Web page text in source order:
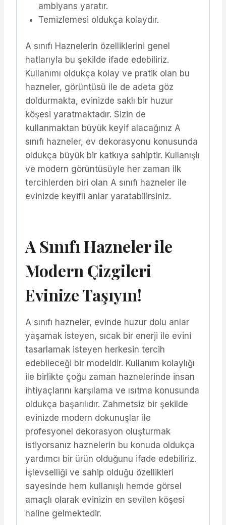
ambiyans yaratır.
Temizlemesi oldukça kolaydır.
A sınıfı Haznelerin özelliklerini genel
hatlarıyla bu şekilde ifade edebiliriz.
Kullanımı oldukça kolay ve pratik olan bu
hazneler, görüntüsü ile de adeta göz
doldurmakta, evinizde saklı bir huzur
köşesi yaratmaktadır. Sizin de
kullanmaktan büyük keyif alacağınız A
sınıfı hazneler, ev dekorasyonu konusunda
oldukça büyük bir katkıya sahiptir. Kullanışlı
ve modern görüntüsüyle her zaman ilk
tercihlerden biri olan A sınıfı hazneler ile
evinizde keyifli anlar yaratabilirsiniz.
A Sınıfı Hazneler ile
Modern Çizgileri
Evinize Taşıyın!
A sınıfı hazneler, evinde huzur dolu anlar
yaşamak isteyen, sıcak bir enerji ile evini
tasarlamak isteyen herkesin tercih
edebileceği bir modeldir. Kullanım kolaylığı
ile birlikte çoğu zaman haznelerinde insan
ihtiyaçlarını karşılama ve ısıtma konusunda
oldukça başarılıdır. Zahmetsiz bir şekilde
evinizde modern dokunuşlar ile
profesyonel dekorasyon oluşturmak
istiyorsanız haznelerin bu konuda oldukça
yardımcı bir ürün olduğunu ifade edebiliriz.
İşlevselliği ve sahip olduğu özellikleri
sayesinde hem kullanışlı hemde görsel
amaçlı olarak evinizin en sevilen köşesi
haline gelmektedir.